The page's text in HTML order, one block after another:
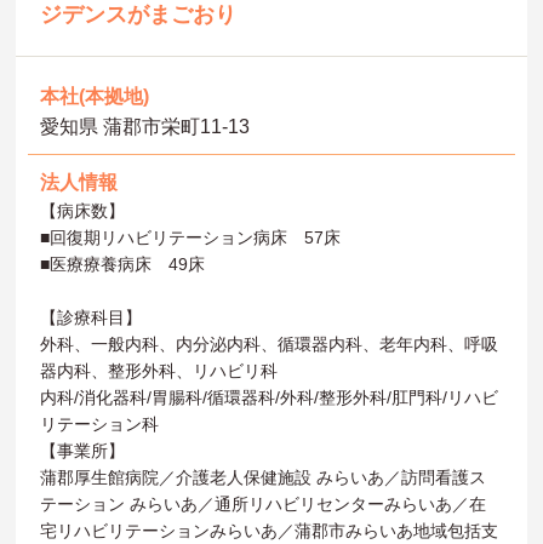
ジデンスがまごおり
本社(本拠地)
愛知県 蒲郡市栄町11‐13
法人情報
【病床数】
■回復期リハビリテーション病床 57床
■医療療養病床 49床
【診療科目】
外科、一般内科、内分泌内科、循環器内科、老年内科、呼吸
器内科、整形外科、リハビリ科
内科/消化器科/胃腸科/循環器科/外科/整形外科/肛門科/リハビ
リテーション科
【事業所】
蒲郡厚生館病院／介護老人保健施設 みらいあ／訪問看護ス
テーション みらいあ／通所リハビリセンターみらいあ／在
宅リハビリテーションみらいあ／蒲郡市みらいあ地域包括支